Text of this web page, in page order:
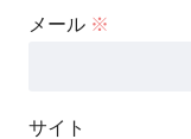
メール ※
サイト